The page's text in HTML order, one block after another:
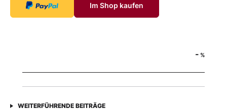
Im Shop kaufen
- %
WEITERFÜHRENDE BEITRÄGE